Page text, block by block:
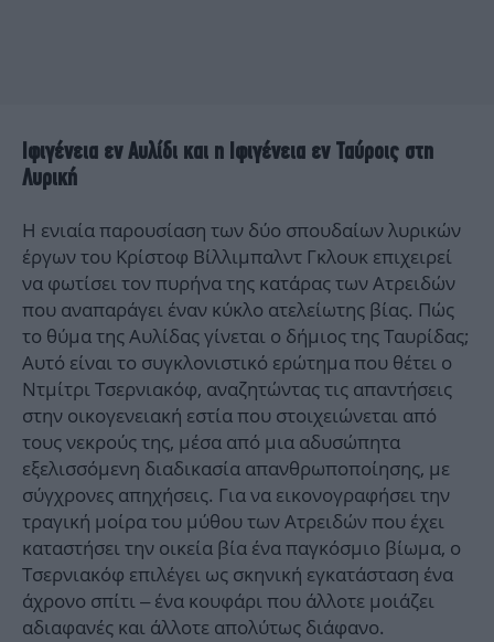
Ιφιγένεια εν Αυλίδι και η Ιφιγένεια εν Ταύροις στη
Λυρική
Η ενιαία παρουσίαση των δύο σπουδαίων λυρικών
έργων του Κρίστοφ Βίλλιμπαλντ Γκλουκ επιχειρεί
να φωτίσει τον πυρήνα της κατάρας των Ατρειδών
που αναπαράγει έναν κύκλο ατελείωτης βίας. Πώς
το θύμα της Αυλίδας γίνεται ο δήμιος της Ταυρίδας;
Αυτό είναι το συγκλονιστικό ερώτημα που θέτει ο
Ντμίτρι Τσερνιακόφ, αναζητώντας τις απαντήσεις
στην οικογενειακή εστία που στοιχειώνεται από
τους νεκρούς της, μέσα από μια αδυσώπητα
εξελισσόμενη διαδικασία απανθρωποποίησης, με
σύγχρονες απηχήσεις. Για να εικονογραφήσει την
τραγική μοίρα του μύθου των Ατρειδών που έχει
καταστήσει την οικεία βία ένα παγκόσμιο βίωμα, ο
Τσερνιακόφ επιλέγει ως σκηνική εγκατάσταση ένα
άχρονο σπίτι – ένα κουφάρι που άλλοτε μοιάζει
αδιαφανές και άλλοτε απολύτως διάφανο.